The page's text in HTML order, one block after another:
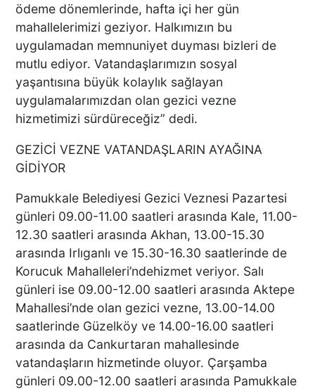
Acısı 10 Yıldır Dinmeyen
Anne: "Kızımı 'Barışacağız'
Diyerek Evden Götürdü"
INTERPACK ÇIKARMASI DTO
BULUŞTU
DTO’DAN SU VE ENERJİ
VERİMLİLİĞİ EĞİTİMLERİ
DENİZLİ SANAYİSİNDE
VERİMLİLİK ATILIMI
Başkan Ertemur; Makamda
Durmuyor, Sorunları
ödeme dönemlerinde, hafta içi her gün
mahallelerimizi geziyor. Halkımızın bu
uygulamadan memnuniyet duyması bizleri de
mutlu ediyor. Vatandaşlarımızın sosyal
yaşantısına büyük kolaylık sağlayan
uygulamalarımızdan olan gezici vezne
hizmetimizi sürdüreceğiz” dedi.
GEZİCİ VEZNE VATANDAŞLARIN AYAĞINA
GİDİYOR
Pamukkale Belediyesi Gezici Veznesi Pazartesi
günleri 09.00-11.00 saatleri arasında Kale, 11.00-
12.30 saatleri arasında Akhan, 13.00-15.30
arasında Irlıganlı ve 15.30-16.30 saatlerinde de
Korucuk Mahalleleri’ndehizmet veriyor. Salı
günleri ise 09.00-12.00 saatleri arasında Aktepe
Mahallesi’nde olan gezici vezne, 13.00-14.00
saatlerinde Güzelköy ve 14.00-16.00 saatleri
arasında da Cankurtaran mahallesinde
vatandaşların hizmetinde oluyor. Çarşamba
günleri 09.00-12.00 saatleri arasında Pamukkale